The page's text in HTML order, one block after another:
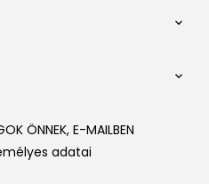


ÖNNEK, E-MAILBEN
adatai